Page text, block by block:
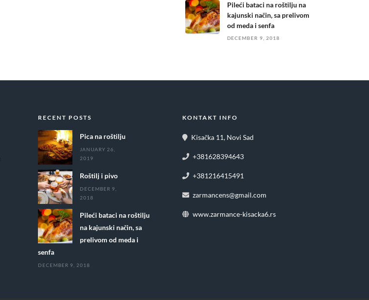
Pileći bataci na roštilju na
kajunski način, sa prelivom
od meda i senfa
DECEMBER 9, 2018
RECENT POSTS
Pica na roštilju
JANUARY 26,
2019
Roštilj i pivo
DECEMBER 9,
2018
Pileći bataci na roštilju
na kajunski način, sa
prelivom od meda i
senfa
DECEMBER 9, 2018
KONTAKT INFO
Kisačka 11, Novi Sad
+381628394643
+381216415491
zarmancens@gmail.com
www.zarmance-kisacka6.rs